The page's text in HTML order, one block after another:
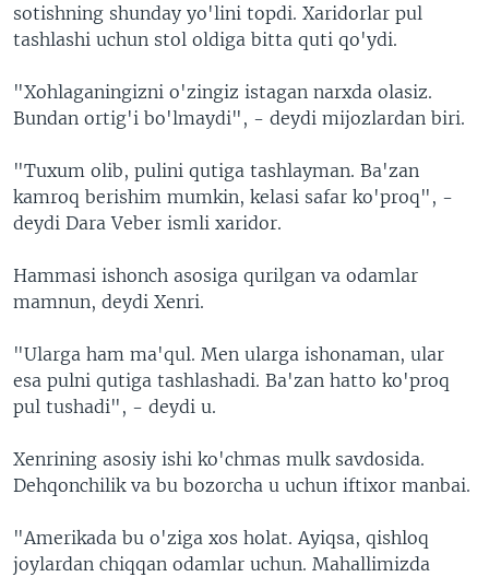
sotishning shunday yo'lini topdi. Xaridorlar pul
tashlashi uchun stol oldiga bitta quti qo'ydi.
"Xohlaganingizni o'zingiz istagan narxda olasiz.
Bundan ortig'i bo'lmaydi", - deydi mijozlardan biri.
"Tuxum olib, pulini qutiga tashlayman. Ba'zan
kamroq berishim mumkin, kelasi safar ko'proq", -
deydi Dara Veber ismli xaridor.
Hammasi ishonch asosiga qurilgan va odamlar
mamnun, deydi Xenri.
"Ularga ham ma'qul. Men ularga ishonaman, ular
esa pulni qutiga tashlashadi. Ba'zan hatto ko'proq
pul tushadi", - deydi u.
Xenrining asosiy ishi ko'chmas mulk savdosida.
Dehqonchilik va bu bozorcha u uchun iftixor manbai.
"Amerikada bu o'ziga xos holat. Ayiqsa, qishloq
joylardan chiqqan odamlar uchun. Mahallimizda